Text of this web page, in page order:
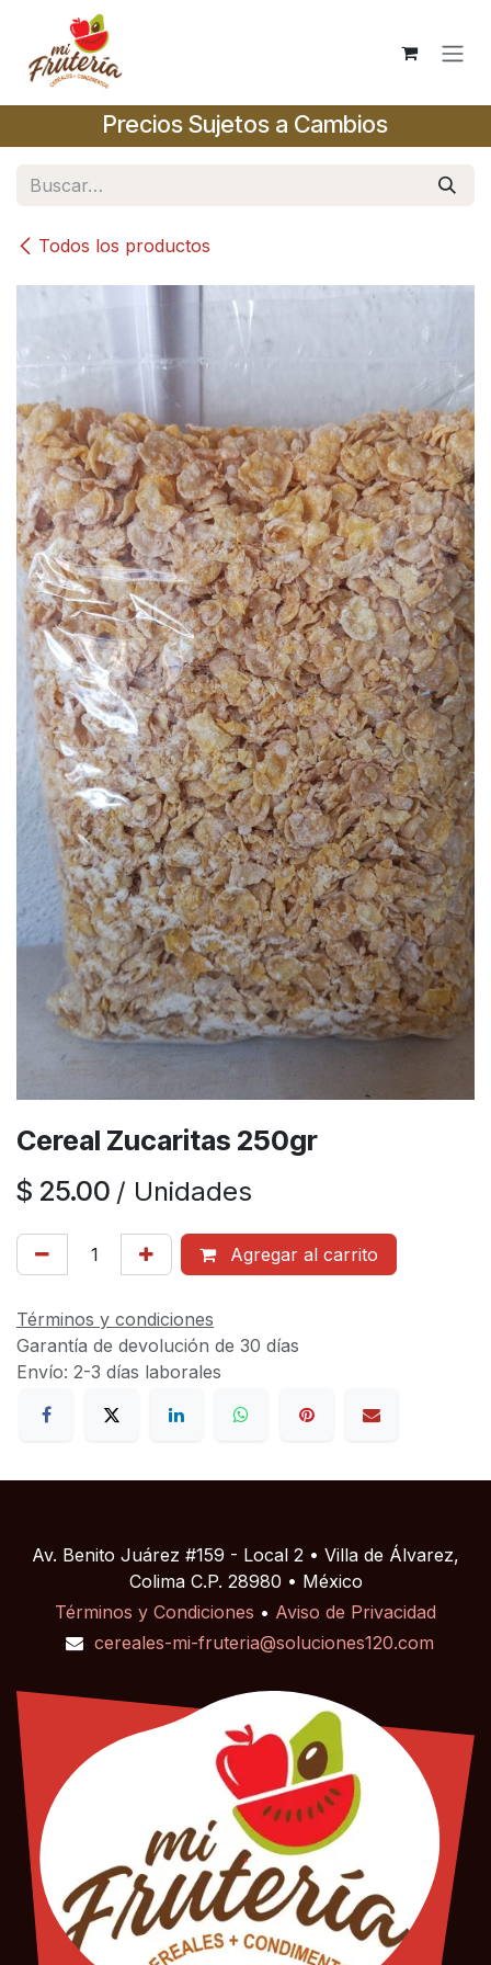
Ir al contenido
Precios Sujetos a Cambios
Todos los productos
Cereal Zucaritas 250gr
$ 25.00 / Unidades
Agregar al carrito
Términos y condiciones
Garantía de devolución de 30 días
Envío: 2-3 días laborales
Av. Benito Juárez #159 - Local 2 • Villa de Álvarez,
Colima C.P. 28980 • México
Términos y Condiciones • Aviso de Privacidad
cereales-mi-fruteria@soluciones120.com